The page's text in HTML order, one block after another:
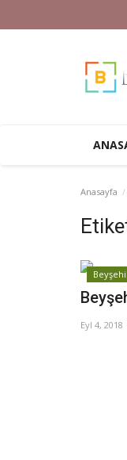
Anasayfa
Eyl 4, 2018